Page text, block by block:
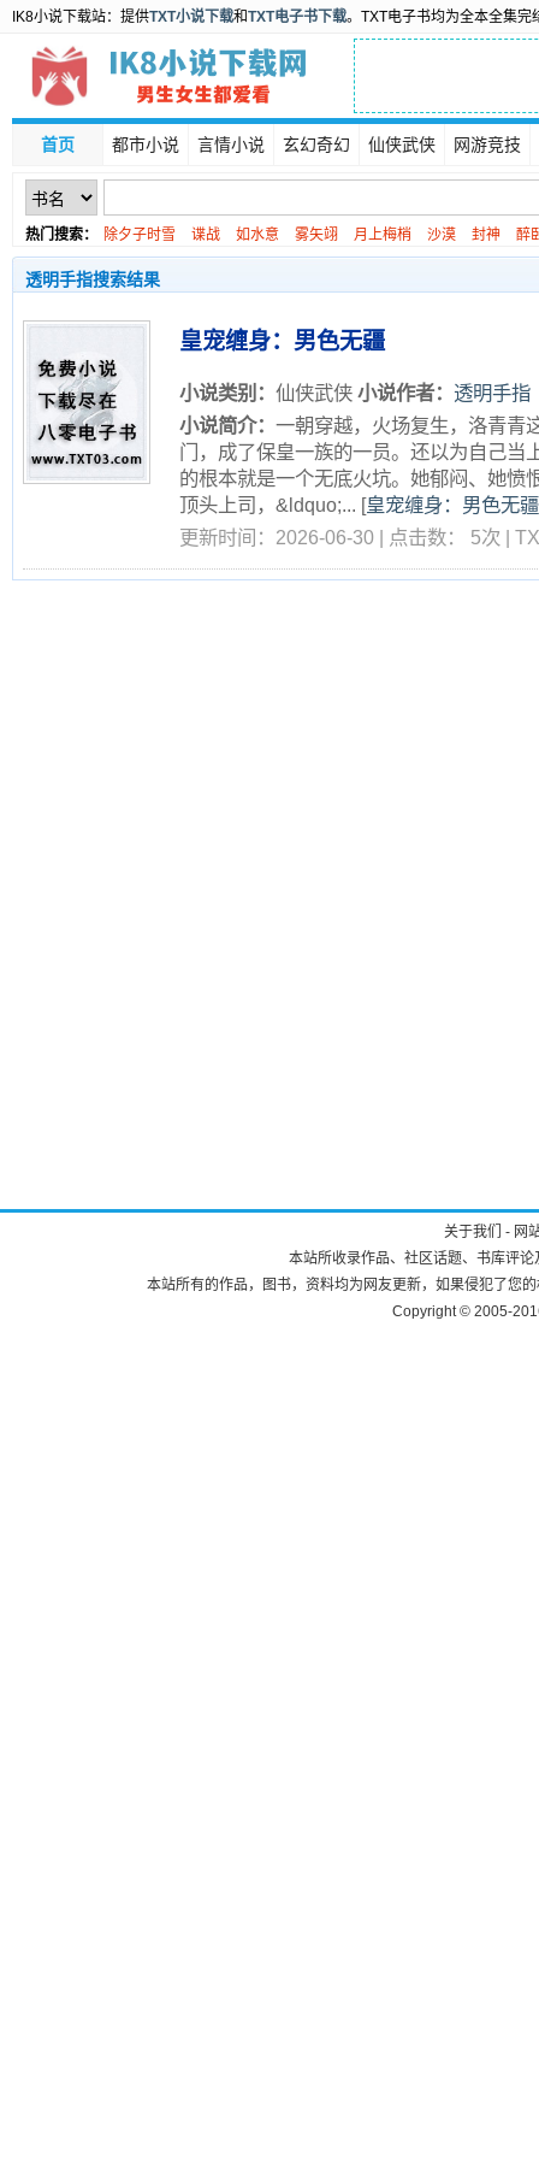
IK8小说下载站：提供TXT小说下载和TXT电子书下载。TXT电子书均为全本全集完
首页 都市小说 言情小说 玄幻奇幻 仙侠武侠 网游竞技
热门搜索： 除夕子时雪 谍战 如水意 雾矢翊 月上梅梢 沙漠 封神 醉
透明手指搜索结果
皇宠缠身：男色无疆
小说类别： 仙侠武侠 小说作者： 透明手指
小说简介： 一朝穿越，火场复生，洛青青
门，成了保皇一族的一员。还以为自己当
的根本就是一个无底火坑。她郁闷、她愤
顶头上司，&ldquo;... [皇宠缠身：男色无
更新时间：2026-06-30 | 点击数： 5次 |
关于我们 - 网
本站所收录作品、社区话题、书库评
本站所有的作品，图书，资料均为网友更新，如果侵犯了您
Copyright © 2005-